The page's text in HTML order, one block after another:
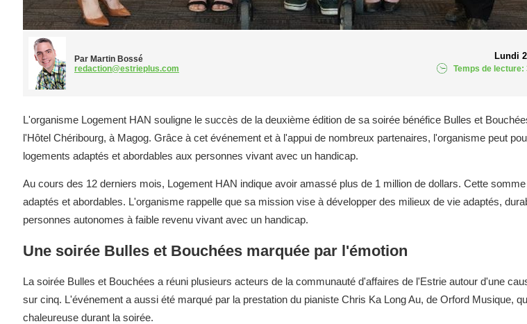
Par Martin Bossé
redaction@estrieplus.com
Lundi
Temps de lecture:
L'organisme Logement HAN souligne le succès de la deuxième édition de sa soirée bénéfice Bulles et
l'Hôtel Chéribourg, à Magog. Grâce à cet événement et à l'appui de nombreux partenaires, l'organisme peut
logements adaptés et abordables aux personnes vivant avec un handicap.
Au cours des 12 derniers mois, Logement HAN indique avoir amassé plus de 1 million de dollars. Cette
adaptés et abordables. L'organisme rappelle que sa mission vise à développer des milieux de vie adaptés,
personnes autonomes à faible revenu vivant avec un handicap.
Une soirée Bulles et Bouchées marquée par l'émotion
La soirée Bulles et Bouchées a réuni plusieurs acteurs de la communauté d'affaires de l'Estrie autour d'une
sur cinq. L'événement a aussi été marqué par la prestation du pianiste Chris Ka Long Au, de Orford Musique,
chaleureuse durant la soirée.